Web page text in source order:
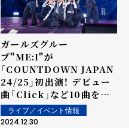
ガールズグルー
プ"ME:I"が
「COUNTDOWN JAPAN
24/25」初出演！ デビュー
曲「Click」など10曲を
堂々パフォーマンス！ ＜オ
フィシャルライブレポート
ライブ／イベント情報
2024.12.30